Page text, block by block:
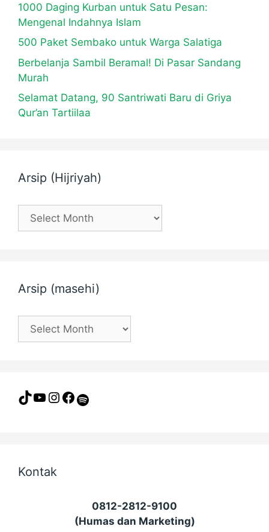
1000 Daging Kurban untuk Satu Pesan:
Mengenal Indahnya Islam
500 Paket Sembako untuk Warga Salatiga
Berbelanja Sambil Beramal! Di Pasar Sandang
Murah
Selamat Datang, 90 Santriwati Baru di Griya
Qur’an Tartiilaa
Arsip (Hijriyah)
Arsip
Arsip (masehi)
Arsip
TikTokYouTube
Instagram
Facebook
Kontak
0812-2812-9100
(Humas dan Marketing)